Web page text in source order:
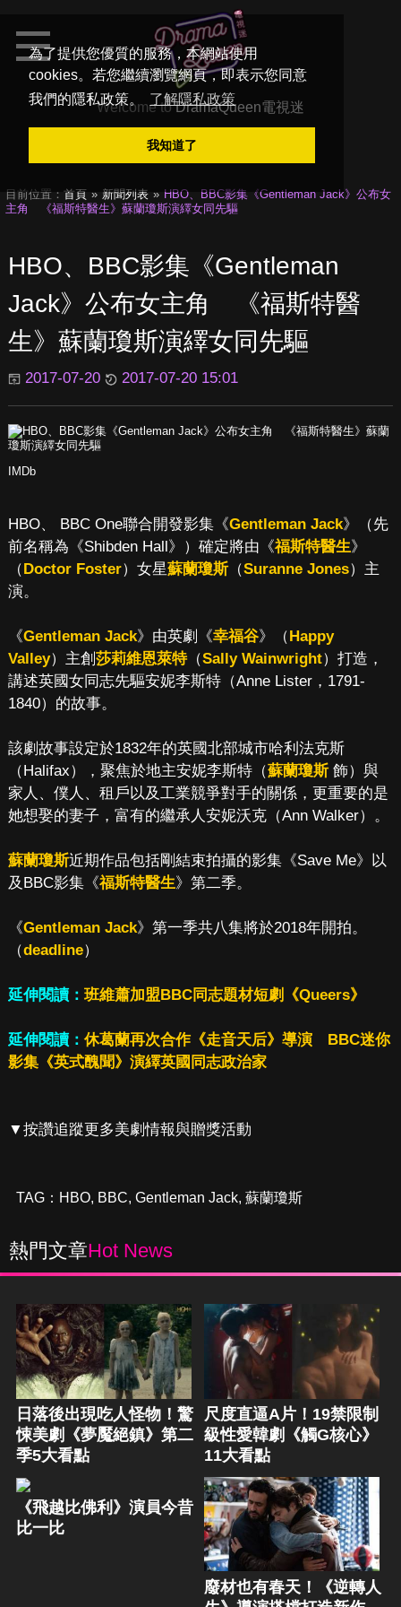
為了提供您優質的服務，本網站使用
cookies。若您繼續瀏覽網頁，即表示您同意
我們的隱私政策。
了解隱私政策
我知道了
Welcome toDramaQueen電視迷
目前位置： 首頁 新聞列表
HBO、BBC影集《Gentleman Jack》公布女
主角 《福斯特醫生》蘇蘭瓊斯演繹女同先驅
HBO、BBC影集《Gentleman
Jack》公布女主角 《福斯特醫
生》蘇蘭瓊斯演繹女同先驅
2017-07-20 2017-07-20 15:01
IMDb
HBO、 BBC One聯合開發影集《Gentleman Jack》（先
前名稱為《Shibden Hall》）確定將由《福斯特醫生》
（Doctor Foster）女星蘇蘭瓊斯（Suranne Jones）主
演。
《Gentleman Jack》由英劇《幸福谷》（Happy
Valley）主創莎莉維恩萊特（Sally Wainwright）打造，
講述英國女同志先驅安妮李斯特（Anne Lister，1791-
1840）的故事。
該劇故事設定於1832年的英國北部城市哈利法克斯
（Halifax），聚焦於地主安妮李斯特（蘇蘭瓊斯飾）與
家人、僕人、租戶以及工業競爭對手的關係，更重要的是
她想娶的妻子，富有的繼承人安妮沃克（Ann Walker）。
蘇蘭瓊斯近期作品包括剛結束拍攝的影集《Save Me》以
及BBC影集《福斯特醫生》第二季。
《Gentleman Jack》第一季共八集將於2018年開拍。
（deadline）
延伸閱讀： 班維蕭加盟BBC同志題材短劇《Queers》
延伸閱讀： 休葛蘭再次合作《走音天后》導演 BBC迷你
影集《英式醜聞》演繹英國同志政治家
▼按讚追蹤更多美劇情報與贈獎活動
TAG： HBO, BBC, Gentleman Jack, 蘇蘭瓊斯
熱門文章Hot News
日落後出現吃人怪物！驚
悚美劇《夢魘絕鎮》第二
季5大看點
尺度直逼A片！19禁限制
級性愛韓劇《觸G核心》
11大看點
《飛越比佛利》演員今昔
比一比
廢材也有春天！《逆轉人